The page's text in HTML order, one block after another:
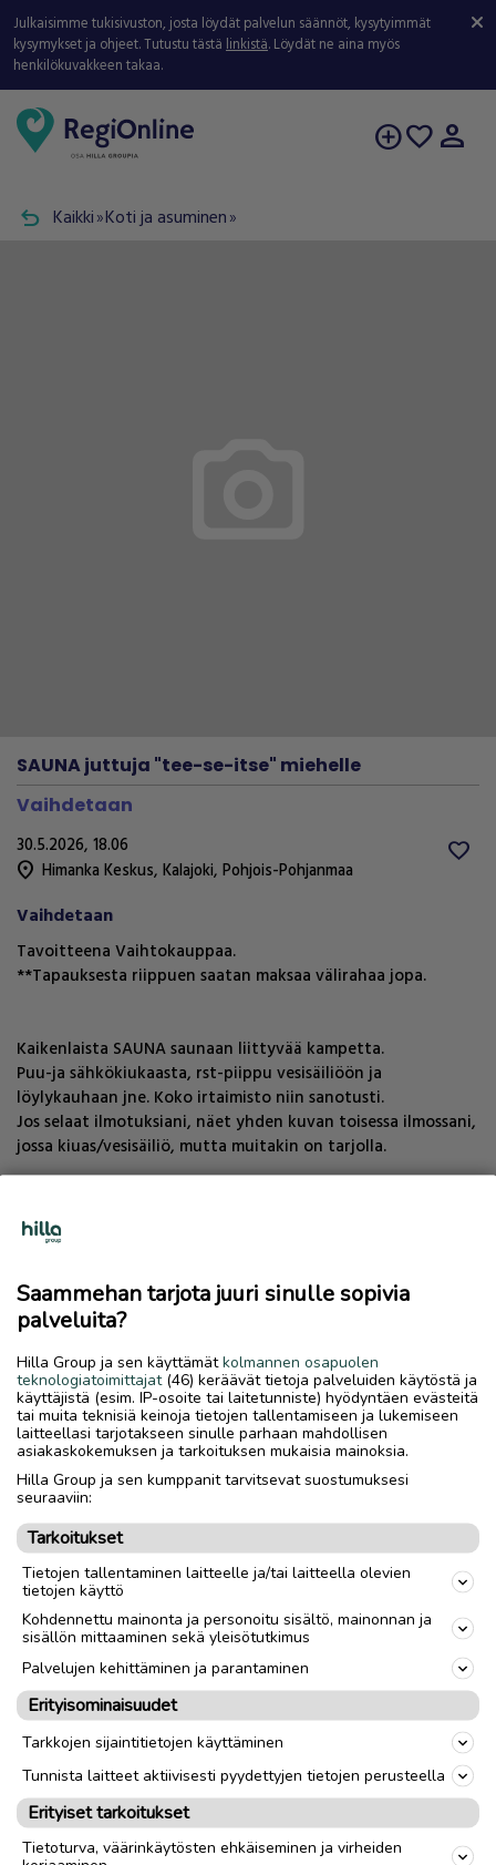
Julkaisimme tukisivuston, josta löydät palvelun säännöt, kysytyimmät
kysymykset ja ohjeet. Tutustu tästälinkistä. Löydät ne aina myös
henkilökuvakkeen takaa.
add_circlefavorite person
undo Kaikki double_arrowKoti ja asuminen double_arrow
SAUNA juttuja "tee-se-itse" miehelle
Vaihdetaan
favorite
30.5.2026, 18.06
location_on Himanka Keskus, Kalajoki, Pohjois-Pohjanmaa
Vaihdetaan
Tavoitteena Vaihtokauppaa.
**Tapauksesta riippuen saatan maksaa välirahaa jopa.
Kaikenlaista SAUNA saunaan liittyvää kampetta.
Puu-ja sähkökiukaasta, rst-piippu vesisäiliöön ja
löylykauhaan jne. Koko irtaimisto niin sanotusti.
Jos selaat ilmotuksiani, näet yhden kuvan toisessa ilmossani,
jossa kiuas/vesisäiliö, mutta muitakin on tarjolla.
TAVARAVAIHDOT, esim:
Tapauksesta riippuen ei tarvitse olla 1:1 vaihtoarvo. esim
(risa) kiinalainen mopo skootteri käy päikseen vaihdossa tms.
Vaihdossa käy esim kaikenlaiset RISAT ROMUT (jopa)
paperittomat kiinalaiset mopot jne mopot ja 125cc jne myös
lasten ATV't.
125cc kevarit, risat vajaat paperittomat jne
_Alfa_Romeo autot ja osajäämistöt, romut raadot. 147 156
jne Leimattomat seisoneet lahonneet ruostevialliset jne
_Fiat_Punto Brava Bravo jne Uno 127
muutakin saa tarjota vaihdossa.
esim MTB ''26 ''29 maastopyörä osia-raatoja. tai CycloCross.
**Tapauksesta riippuen saatan maksaa välirahaa jopa.
cagiva4ever@yahoo.com
nolla4o-8742o6neljä ( ei Tekstareita !! )
Soitot mieluiten 18:00 jälkeen.
@ paras, sinne suoraan vaihtokauppa osakuvat tietoineen
Saammehan tarjota juuri sinulle sopivia
palveluita?
Hilla Group ja sen käyttämätkolmannen osapuolen
teknologiatoimittajat(46) keräävät tietoja palveluiden käytöstä ja
käyttäjistä (esim. IP-osoite tai laitetunniste) hyödyntäen evästeitä
tai muita teknisiä keinoja tietojen tallentamiseen ja lukemiseen
laitteellasi tarjotakseen sinulle parhaan mahdollisen
asiakaskokemuksen ja tarkoituksen mukaisia mainoksia.
Hilla Group ja sen kumppanit tarvitsevat suostumuksesi
seuraaviin:
Tarkoitukset
Tietojen tallentaminen laitteelle ja/tai laitteella olevien
tietojen käyttö
Kohdennettu mainonta ja personoitu sisältö, mainonnan ja
sisällön mittaaminen sekä yleisötutkimus
Palvelujen kehittäminen ja parantaminen
Erityisominaisuudet
Tarkkojen sijaintitietojen käyttäminen
Tunnista laitteet aktiivisesti pyydettyjen tietojen perusteella
Erityiset tarkoitukset
Tietoturva, väärinkäytösten ehkäiseminen ja virheiden